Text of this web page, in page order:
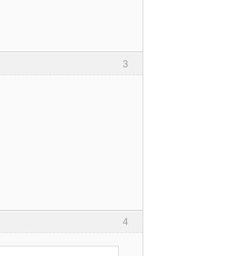
3
4